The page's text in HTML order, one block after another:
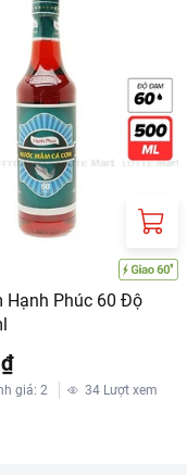
Hạnh Phúc 60 Độ
giá: 2 34 Lượt xem